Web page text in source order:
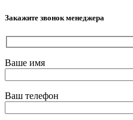
Закажите звонок менеджера
Ваше имя
Ваш телефон